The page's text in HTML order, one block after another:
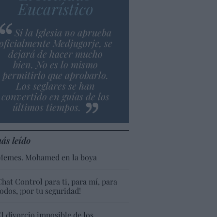
Eucarístico
Si la Iglesia no aprueba
Medjugorje, se
dejará de hacer mucho
bien. No es lo mismo
permitirlo que aprobarlo.
Los seglares se han
convertido en guías de los
últimos tiempos.
leído
Mohamed en la boya
Control para ti, para mí, para
¡por tu seguridad!
divorcio imposible de los